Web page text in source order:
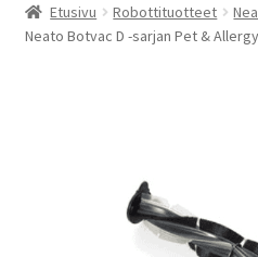
Tarvikkeet ja varaosat
Etusivu Robottituotteet
Neato Botvac D -sarjan Pet &